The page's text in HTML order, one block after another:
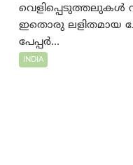
വെളിപ്പെടുത്തലുകൾ
ഇതൊരു ലളിതമായ
പേപ്പർ...
INDIA